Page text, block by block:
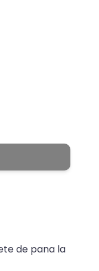
de pana la